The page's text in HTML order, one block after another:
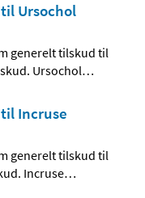
Ursochol
generelt tilskud til
Ursochol…
Incruse
generelt tilskud til
Incruse…